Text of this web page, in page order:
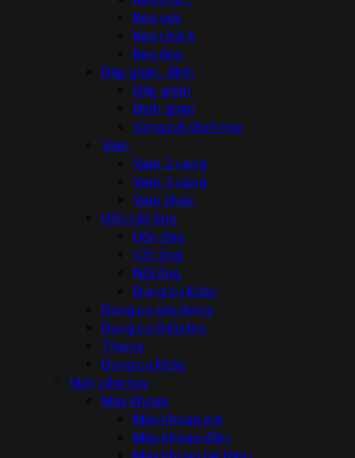
Kẹp góc
Kẹp chữ A
Kẹp ống
Dập ghim, đinh
Dập ghim
Đinh ghim
Súng rút đinh rive
Vam
Vam 2 càng
Vam 3 càng
Vam khác
Uốn cắt ống
Uốn ống
Cắt ống
Nối ống
Dụng cụ khác
Dụng cụ xây dựng
Dụng cụ thủy lực
Thang
Dụng cụ khác
Máy cầm tay
Máy khoan
Máy khoan pin
Máy khoan điện